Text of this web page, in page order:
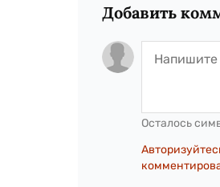
Добавить
Осталось